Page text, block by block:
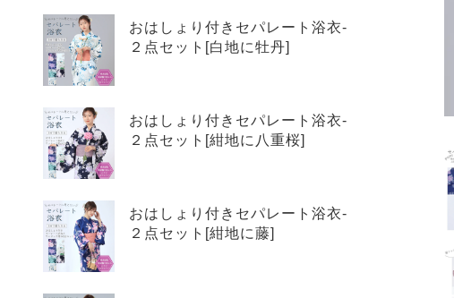
おはしょり付きセパレート浴衣-
２点セット[白地に牡丹]
おはしょり付きセパレート浴衣-
２点セット[紺地に八重桜]
おはしょり付きセパレート浴衣-
２点セット[紺地に藤]